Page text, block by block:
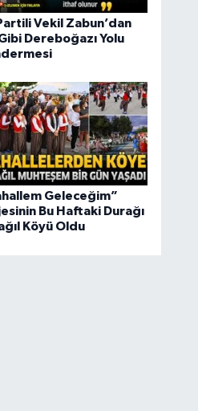
Vekil Zabun’dan
Dereboğazı Yolu
Geleceğim”
Bu Haftaki Durağı
Köyü Oldu